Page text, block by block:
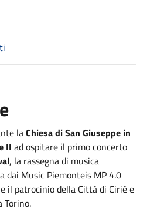
laChiesa di San Giuseppe in
II ad ospitare il primo concerto
, la rassegna di musica
dai Music Piemonteis MP 4.0
il patrocinio della Città di Cirié e
Torino.